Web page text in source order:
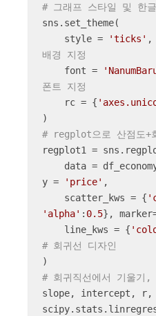
# 그래프 스타일 및 한
sns.set_theme(
    style =
'ticks'
배경 지정
    font =
폰트 지정
    rc = {
# regplot으로 산점도+
regplot1 =
data =
y =
'price'
    scatter_kws = {
'alpha' : 0.5},
    line_kws = {
# 회귀선 디자인
# 회귀직선에서 기울기,
slope, intercept,